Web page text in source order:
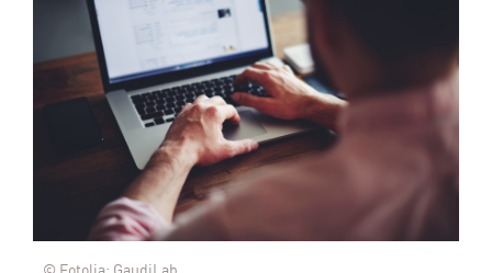
© Fotolia: GaudiLab